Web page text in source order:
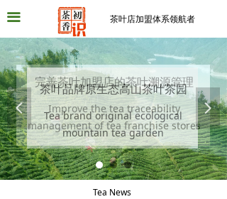
끀
完善茶叶加盟店的茶叶溯源管理
Improve the tea traceability
management of tea franchise stores
茶叶品牌原生态高山茶叶茶园
Tea brand original ecological
mountain tea garden
넳 넲
茶叶店加盟体系领航者
Tea News